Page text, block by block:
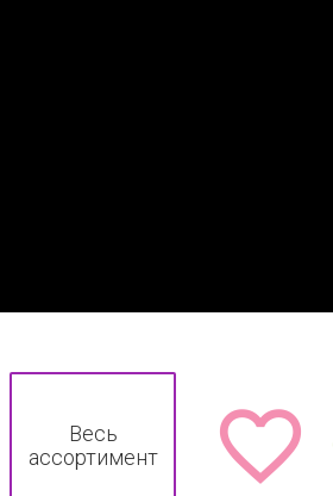
Весь
ассортимент
